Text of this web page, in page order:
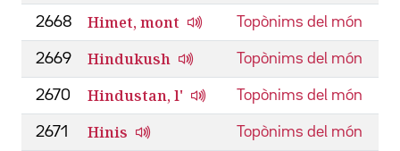
2668 Himet, mont Topònims del món
2669 Hindukush Topònims del món
2670 Hindustan, l' Topònims del món
2671 Hinis Topònims del món